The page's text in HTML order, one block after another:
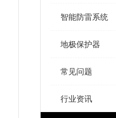
智能防雷系统
地极保护器
常见问题
行业资讯